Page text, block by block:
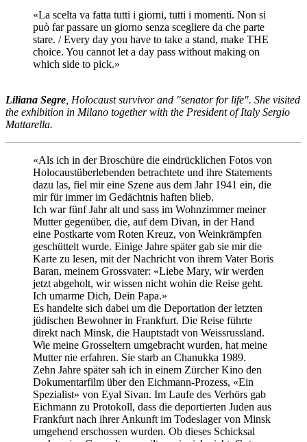
«La scelta va fatta tutti i giorni, tutti i momenti. Non si
può far passare un giorno senza scegliere da che parte
stare. / Every day you have to take a stand, make THE
choice. You cannot let a day pass without making on
which side to pick.»
Liliana Segre , Holocaust survivor and "senator for life". She visited
the exhibition in Milano together with the President of Italy Sergio
Mattarella.
«Als ich in der Broschüre die eindrücklichen Fotos von
Holocaustüberlebenden betrachtete und ihre Statements
dazu las, fiel mir eine Szene aus dem Jahr 1941 ein, die
mir für immer im Gedächtnis haften blieb.
Ich war fünf Jahr alt und sass im Wohnzimmer meiner
Mutter gegenüber, die, auf dem Divan, in der Hand
eine Postkarte vom Roten Kreuz, von Weinkrämpfen
geschüttelt wurde. Einige Jahre später gab sie mir die
Karte zu lesen, mit der Nachricht von ihrem Vater Boris
Baran, meinem Grossvater: «Liebe Mary, wir werden
jetzt abgeholt, wir wissen nicht wohin die Reise geht.
Ich umarme Dich, Dein Papa.»
Es handelte sich dabei um die Deportation der letzten
jüdischen Bewohner in Frankfurt. Die Reise führte
direkt nach Minsk, die Hauptstadt von Weissrussland.
Wie meine Grosseltern umgebracht wurden, hat meine
Mutter nie erfahren. Sie starb an Chanukka 1989.
Zehn Jahre später sah ich in einem Zürcher Kino den
Dokumentarfilm über den Eichmann-Prozess, «Ein
Spezialist» von Eyal Sivan. Im Laufe des Verhörs gab
Eichmann zu Protokoll, dass die deportierten Juden aus
Frankfurt nach ihrer Ankunft im Todeslager von Minsk
umgehend erschossen wurden. Ob dieses Schicksal